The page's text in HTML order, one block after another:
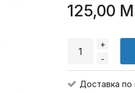
125,00
+
-
Доставка